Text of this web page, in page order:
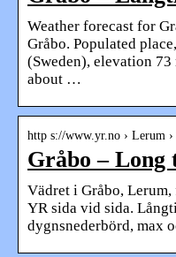
Weather forecast for
Gråbo. Populated
(Sweden), elevation
about …
http s://www.yr.no › Lerum ›
Gråbo – Long
Vädret i Gråbo,
YR sida vid sida.
dygnsnederbörd, max